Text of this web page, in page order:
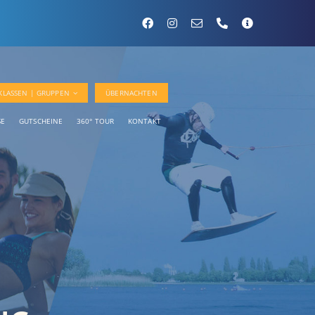
| GRUPPEN ÜBERNACHTEN
GUTSCHEINE 360° TOUR KONTAKT